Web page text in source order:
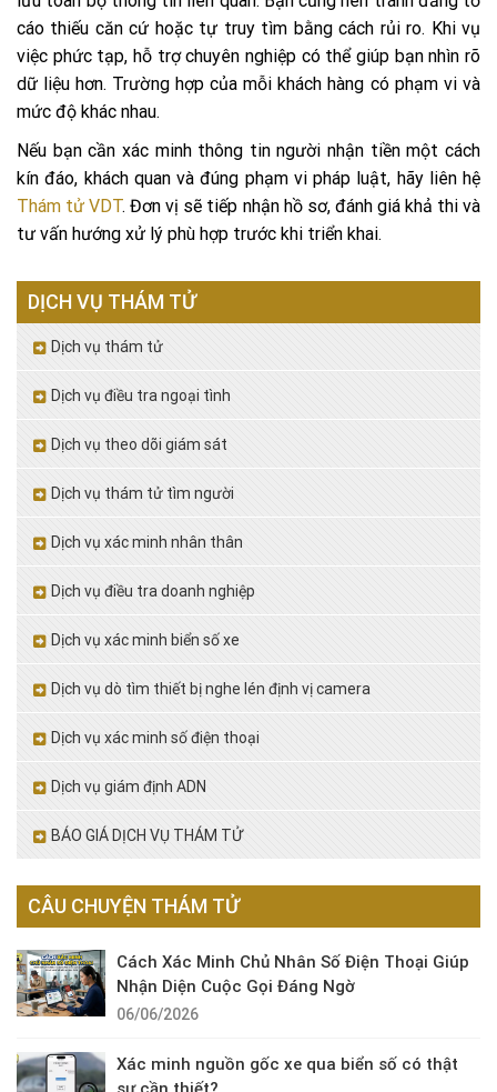
cáo thiếu căn cứ hoặc tự truy tìm bằng cách rủi ro. Khi vụ
việc phức tạp, hỗ trợ chuyên nghiệp có thể giúp bạn nhìn rõ
dữ liệu hơn. Trường hợp của mỗi khách hàng có phạm vi và
mức độ khác nhau.
Nếu bạn cần xác minh thông tin người nhận tiền một cách
kín đáo, khách quan và đúng phạm vi pháp luật, hãy liên hệ
Thám tử VDT. Đơn vị sẽ tiếp nhận hồ sơ, đánh giá khả thi và
tư vấn hướng xử lý phù hợp trước khi triển khai.
DỊCH VỤ THÁM TỬ
Dịch vụ thám tử
Dịch vụ điều tra ngoại tình
Dịch vụ theo dõi giám sát
Dịch vụ thám tử tìm người
Dịch vụ xác minh nhân thân
Dịch vụ điều tra doanh nghiệp
Dịch vụ xác minh biển số xe
Dịch vụ dò tìm thiết bị nghe lén định vị camera
Dịch vụ xác minh số điện thoại
Dịch vụ giám định ADN
BÁO GIÁ DỊCH VỤ THÁM TỬ
CÂU CHUYỆN THÁM TỬ
Cách Xác Minh Chủ Nhân Số Điện Thoại Giúp
Nhận Diện Cuộc Gọi Đáng Ngờ
06/06/2026
Xác minh nguồn gốc xe qua biển số có thật